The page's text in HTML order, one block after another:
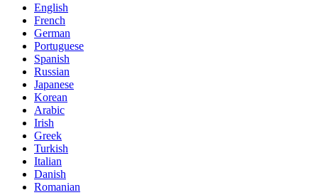
English
French
German
Portuguese
Spanish
Russian
Japanese
Korean
Arabic
Irish
Greek
Turkish
Italian
Danish
Romanian